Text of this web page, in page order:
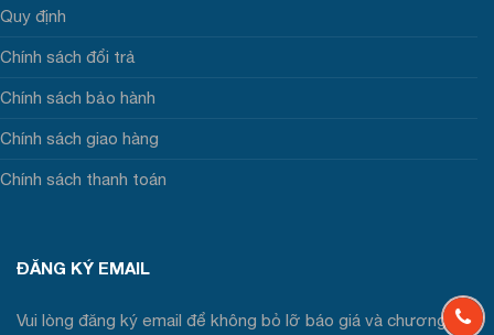
Quy định
Chính sách đổi trả
Chính sách bảo hành
Chính sách giao hàng
Chính sách thanh toán
ĐĂNG KÝ EMAIL
Vui lòng đăng ký email để không bỏ lỡ báo giá và chương